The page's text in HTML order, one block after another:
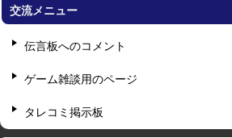
交流メニュー
伝言板へのコメント
ゲーム雑談用のページ
タレコミ掲示板